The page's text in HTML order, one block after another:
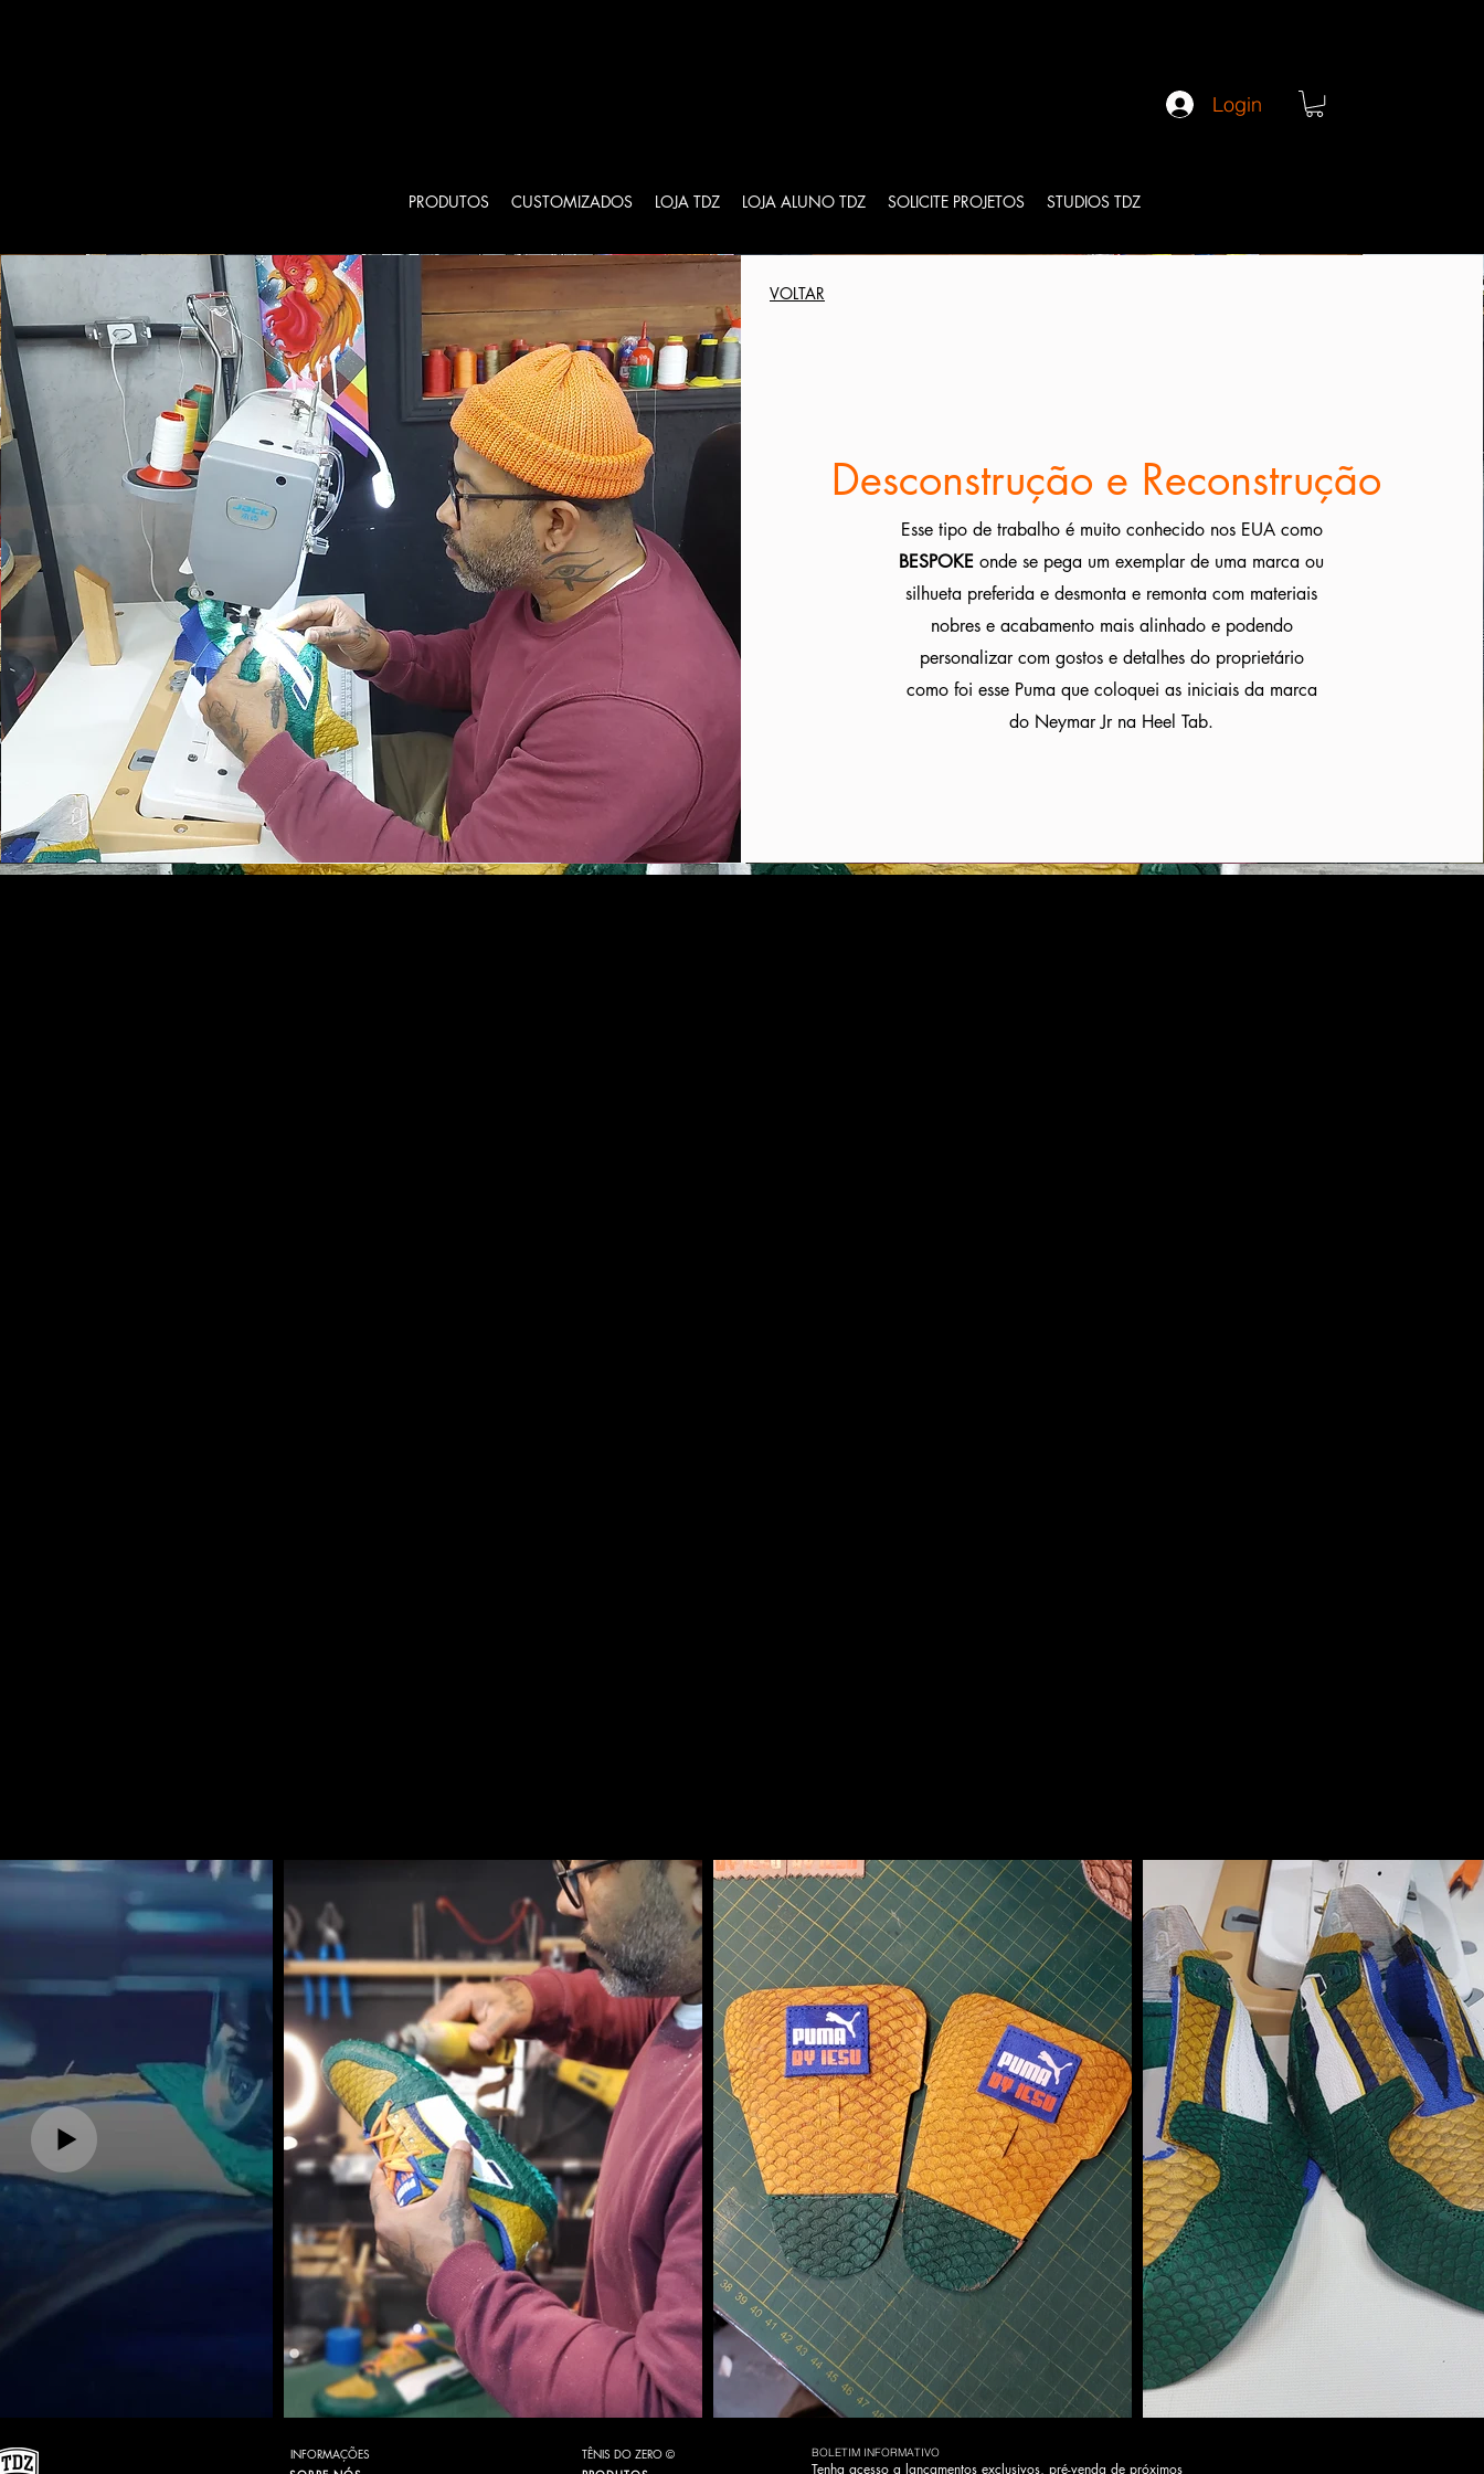
Login
PRODUTOS CUSTOMIZADOS LOJA TDZ LOJA ALUNO TDZ SOLICITE PROJETOS STUDIOS TDZ
Desconstrução e Reconstrução
Esse tipo de trabalho é muito conhecido nos EUA como
BESPOKE onde se pega um exemplar de uma marca ou
silhueta preferida e desmonta e remonta com materiais
nobres e acabamento mais alinhado e podendo
personalizar com gostos e detalhes do proprietário
como foi esse Puma que coloquei as iniciais da marca
do Neymar Jr na Heel Tab.
VOLTAR
INFORMAÇÕES
TÊNIS DO ZERO ©
BOLETIM INFORMATIVO
Tenha acesso a lançamentos exclusivos, pré-venda de próximos